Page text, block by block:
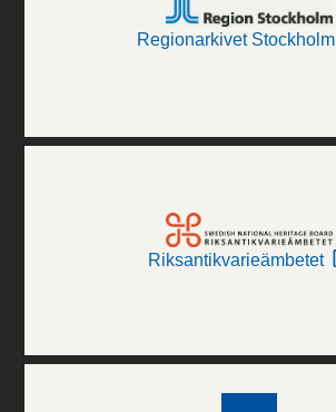
Regionarkivet Stockholm
Riksantikvarieämbetet